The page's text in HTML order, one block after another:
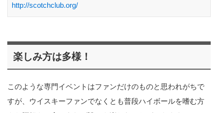
http://scotchclub.org/
楽しみ方は多様！
このような専門イベントはファンだけのものと思われがちで
すが、ウイスキーファンでなくとも普段ハイボールを嗜む方